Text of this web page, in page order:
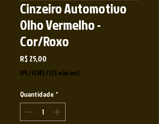
Cinzeiro Automotivo
Olho Vermelho -
Cor/Roxo
R$ 25,00
IPI / ICMS / ISS não incl.
Quantidade *